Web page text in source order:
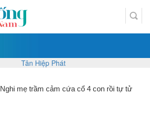
Nghi mẹ trầm cảm cứa cổ 4 con rồi tự tử